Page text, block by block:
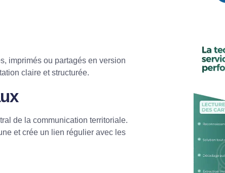
imprimés ou partagés en version
claire et structurée.
de la communication territoriale.
et crée un lien régulier avec les